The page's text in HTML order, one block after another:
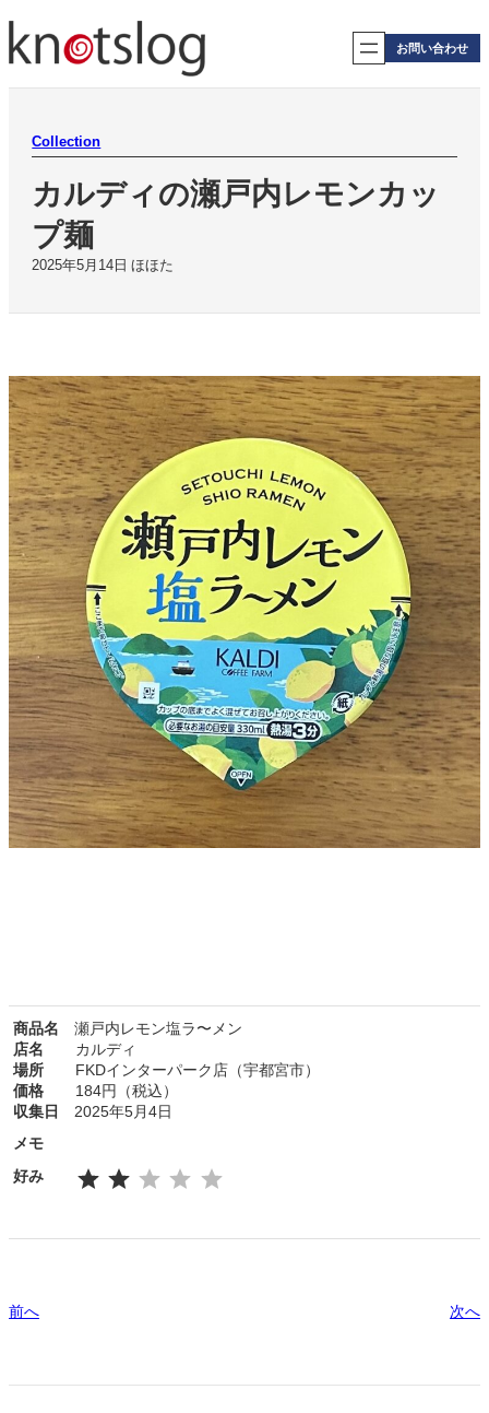
内
容
を
お問い合わせ
Collection
カルディの瀬戸内レモンカッ
プ麺
2025年5月14日 ほほた
商品名
瀬戸内レモン塩ラ〜メン
店名
カルディ
場所
FKDインターパーク店（宇都宮市）
価格
184円（税込）
収集日
2025年5月4日
メモ
好み
前へ 次へ